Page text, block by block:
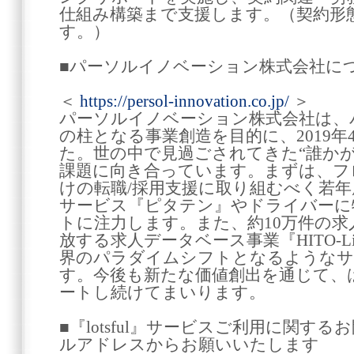
仕組み構築まで支援します。（契約形
す。）
■パーソルイノベーション株式会社に
＜ https://persol-innovation.co.jp/ ＞
パーソルイノベーション株式会社は
の柱となる事業創造を目的に、2019
た。世の中で見過ごされてきた“誰か
課題に向き合っています。まずは、
けの転職/採用支援に取り組むべく若
サービス『ピタテン』やドライバー
トに注力します。また、約10万件の
放する求人データベース事業『HITO-
界のパラダイムシフトとなるような
す。今後も新たな価値創出を通じて
ートし続けてまいります。
■『lotsful』サービスご利用に関する
ルアドレスからお願いいたします